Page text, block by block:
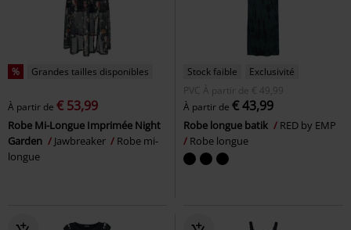
% Grandes tailles disponibles
À partir de € 53,99
Robe Mi-Longue Imprimée Night
Garden
Jawbreaker
Robe mi-
longue
Stock faible
Exclusivité
PVC
À partir de € 49,99
À partir de € 43,99
Robe longue batik
RED by EMP
Robe longue